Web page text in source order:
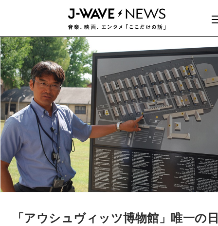
「アウシュヴィッツ博物館」唯一の